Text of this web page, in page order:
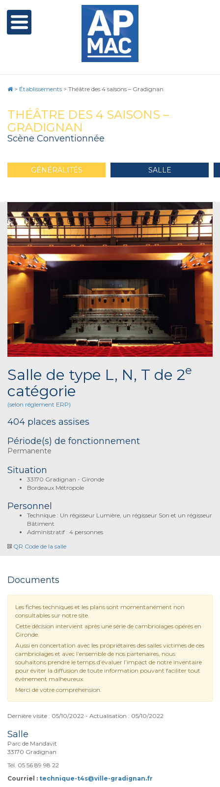
> Établissements > Théâtre des 4 saisons – Gradignan
THÉÂTRE DES 4 SAISONS –
GRADIGNAN
Scène Conventionnée
GÉNÉRALITÉS SALLE
Salle de type L, N, T de 2e
catégorie
(selon réglement ERP)
404 places assises
Période(s) de fonctionnement
Permanente
Situation
33170 Gradignan - Gironde
Bordeaux Métropole
Personnel
Technique : Un régisseur Lumière, un régisseur Son et un régisseur
Bâtiment
Administratif : 4 personnes
QR Code de la salle
Documents
Les fiches techniques et les plans sont momentanément non
consultables sur notre site.
Cette décision intervient après une série de cambriolages opérés en
Gironde.
Aussi en concertation avec les propriétaires des salles victimes de ces
cambriolages et avec l’ensemble de nos partenaires, nous
souhaitons prendre le temps d’évaluer l’impact de notre inventaire
pour éviter la diffusion de toute information pouvant faciliter tout
évènement malheureux.
Merci de votre compréhension.
Dernière visite : 05/10/2022 - Actualisation : 05/10/2022
Salle
Parc de Mandavit
33170 Gradignan
Tél. 05 56 89 98 22
Courriel : technique-t4s@ville-gradignan.fr